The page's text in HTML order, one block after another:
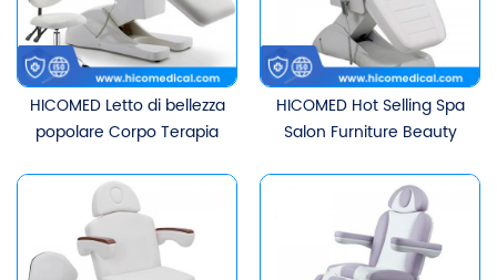
HICOMED Letto di bellezza
popolare Corpo Terapia
Cosmetico Letto per ciglia
Mobili per saloni Letto per
massaggi medico
multifunzionale
HICOMED Hot Selling Spa
Salon Furniture Beauty
Cosmetic Extention
Massage Bed